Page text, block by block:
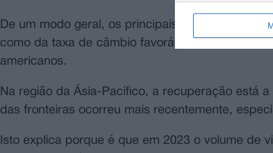
De um modo geral, os principais destinos
como da taxa de câmbio favorável do dólar em
americanos.
Na região da Ásia-Pacífico, a recuperação está
das fronteiras ocorreu mais recentemente,
Isto explica porque é que em 2023 o volume de